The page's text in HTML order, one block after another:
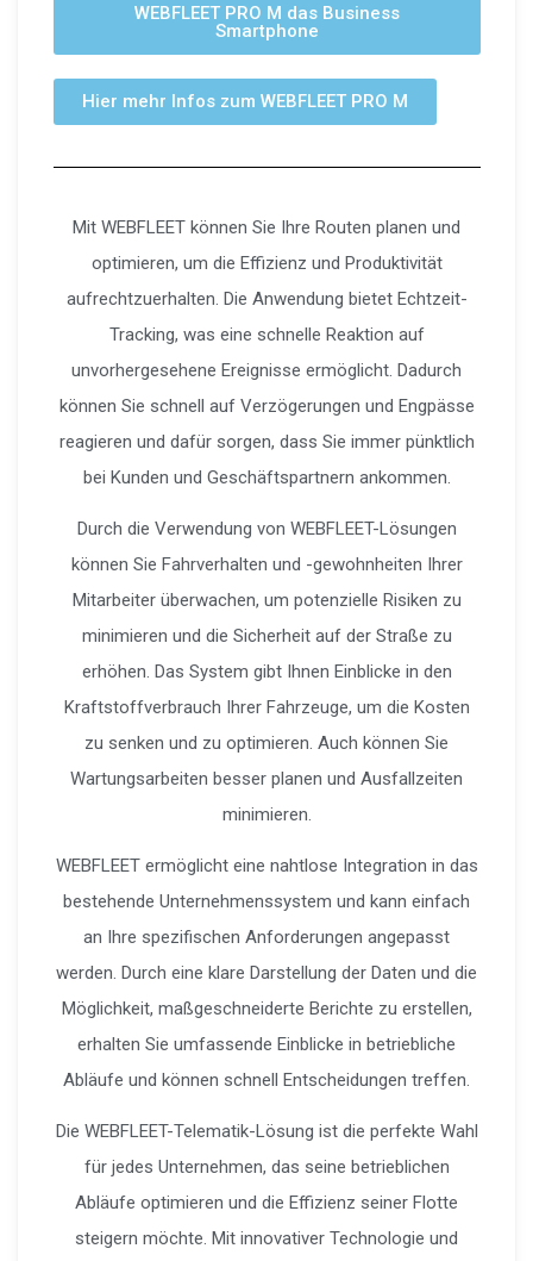
WEBFLEET PRO M das Business
Smartphone
Hier mehr Infos zum WEBFLEET PRO M
Mit WEBFLEET können Sie Ihre Routen planen und
optimieren, um die Effizienz und Produktivität
aufrechtzuerhalten. Die Anwendung bietet Echtzeit-
Tracking, was eine schnelle Reaktion auf
unvorhergesehene Ereignisse ermöglicht. Dadurch
können Sie schnell auf Verzögerungen und Engpässe
reagieren und dafür sorgen, dass Sie immer pünktlich
bei Kunden und Geschäftspartnern ankommen.
Durch die Verwendung von WEBFLEET-Lösungen
können Sie Fahrverhalten und -gewohnheiten Ihrer
Mitarbeiter überwachen, um potenzielle Risiken zu
minimieren und die Sicherheit auf der Straße zu
erhöhen. Das System gibt Ihnen Einblicke in den
Kraftstoffverbrauch Ihrer Fahrzeuge, um die Kosten
zu senken und zu optimieren. Auch können Sie
Wartungsarbeiten besser planen und Ausfallzeiten
minimieren.
WEBFLEET ermöglicht eine nahtlose Integration in das
bestehende Unternehmenssystem und kann einfach
an Ihre spezifischen Anforderungen angepasst
werden. Durch eine klare Darstellung der Daten und die
Möglichkeit, maßgeschneiderte Berichte zu erstellen,
erhalten Sie umfassende Einblicke in betriebliche
Abläufe und können schnell Entscheidungen treffen.
Die WEBFLEET-Telematik-Lösung ist die perfekte Wahl
für jedes Unternehmen, das seine betrieblichen
Abläufe optimieren und die Effizienz seiner Flotte
steigern möchte. Mit innovativer Technologie und